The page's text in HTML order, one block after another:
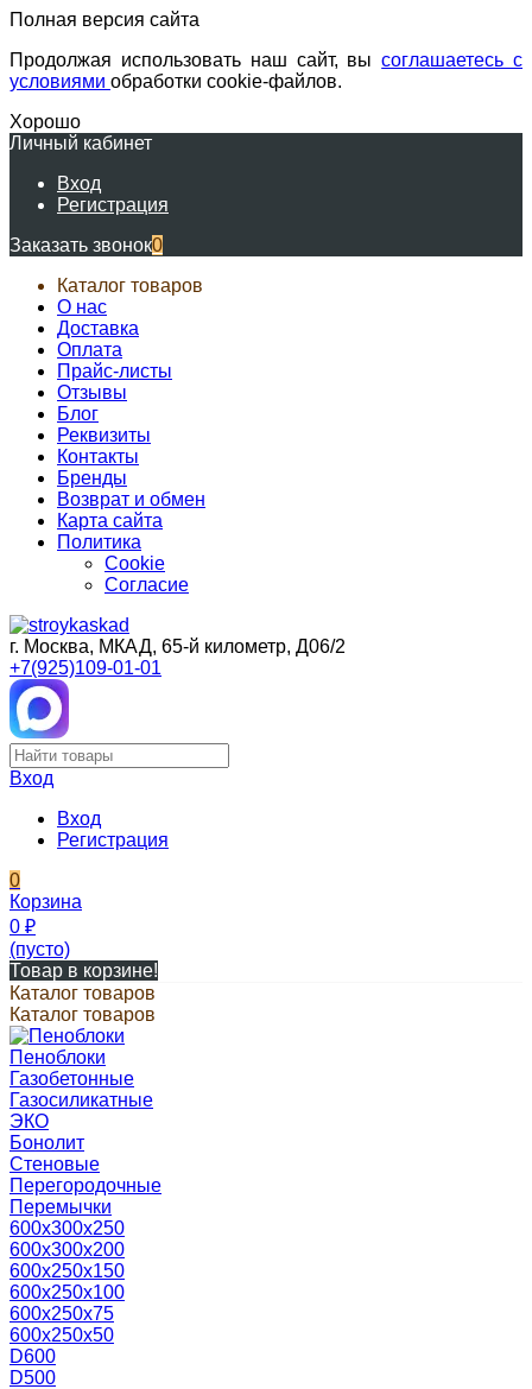
Полная версия сайта
Продолжая использовать наш сайт, высоглашаетесь с
условиями обработки cookie-файлов.
Хорошо
Личный кабинет
Вход
Регистрация
Заказать звонок0
Каталог товаров
О нас
Доставка
Оплата
Прайс-листы
Отзывы
Блог
Реквизиты
Контакты
Бренды
Возврат и обмен
Карта сайта
Политика
Cookie
Согласие
г. Москва, МКАД, 65-й километр, Д06/2
+7(925)109-01-01
Вход
Вход
Регистрация
0
Корзина
0 ₽
(пусто)
Товар в корзине!
Каталог товаров
Каталог товаров
Пеноблоки
Газобетонные
Газосиликатные
ЭКО
Бонолит
Стеновые
Перегородочные
Перемычки
600х300х250
600х300х200
600х250х150
600х250х100
600х250х75
600х250х50
D600
D500